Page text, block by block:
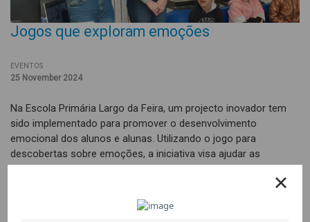
Jogos que exploram emoções
EVENTOS
25 November 2024
Na Escola Primária Largo da Feira, um projecto inovador tem
sido implementado para promover o desenvolvimento
emocional dos alunos e alunas. Utilizando o jogo para
descobertas sobre emoções, a iniciativa visa ajudar as
emoções e perante a emoção da face do dado, assim se
discutem os sentimentos que lhe são atribuídos. Para tornar